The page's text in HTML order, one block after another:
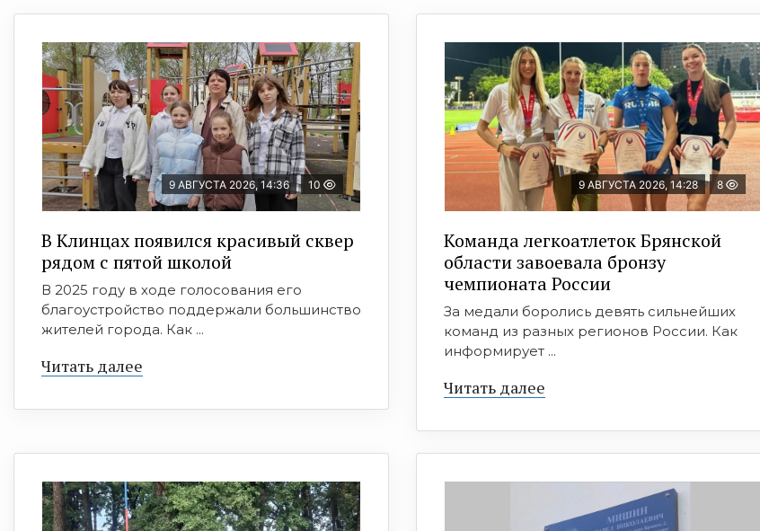
9 АВГУСТА 2026, 14:36 10
В Клинцах появился красивый сквер
рядом с пятой школой
В 2025 году в ходе голосования его
благоустройство поддержали большинство
жителей города. Как ...
Читать далее
9 АВГУСТА 2026, 14:28 8
Команда легкоатлеток Брянской
области завоевала бронзу
чемпионата России
За медали боролись девять сильнейших
команд из разных регионов России. Как
информирует ...
Читать далее